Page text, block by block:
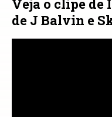
Veja o clipe de
de J Balvin e